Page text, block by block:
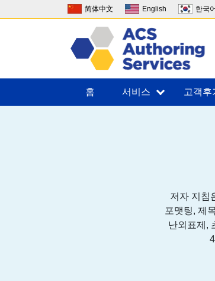
简体中文 English 한국어
홈 서비스 고객후
저자 지침
포맷팅, 제
난외표제,